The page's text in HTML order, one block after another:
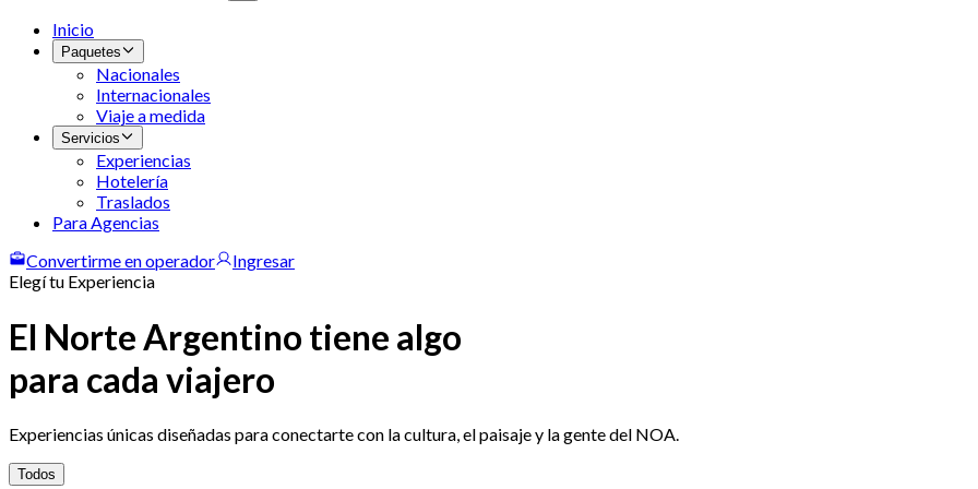
Inicio
Paquetes
Nacionales
Internacionales
Viaje a medida
Servicios
Experiencias
Hotelería
Traslados
Para Agencias
Convertirme en operador
Ingresar
Elegí tu Experiencia
El Norte Argentino tiene algo
para cada viajero
Experiencias únicas diseñadas para conectarte con la cultura, el paisaje y la gente del NOA.
Todos